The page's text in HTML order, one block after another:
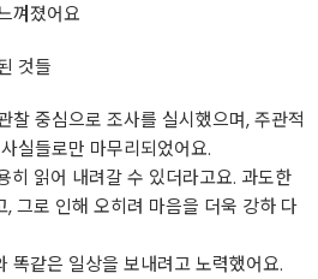
껴졌어요
것들
찰 중심으로 조사를 실시했으며, 주관적
실들로만 마무리되었어요.
히 읽어 내려갈 수 있더라고요. 과도한
그로 인해 오히려 마음을 더욱 강하 다
똑같은 일상을 보내려고 노력했어요.